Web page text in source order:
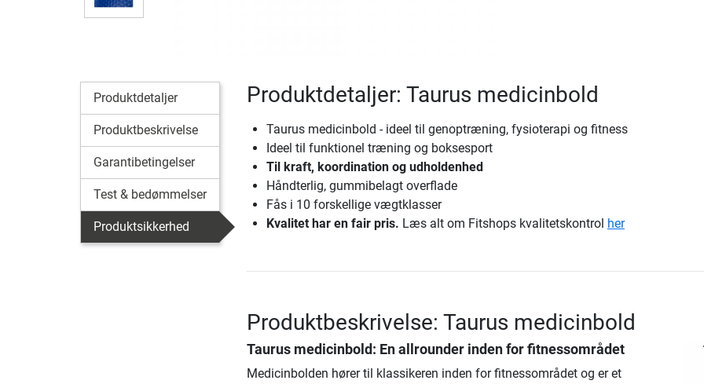
Produktdetaljer
Produktbeskrivelse
Garantibetingelser
Test & bedømmelser
Produktsikkerhed
Produktdetaljer: Taurus medicinbold
Taurus medicinbold - ideel til genoptræning, fysioterapi og fitness
Ideel til funktionel træning og boksesport
Til kraft, koordination og udholdenhed
Håndterlig, gummibelagt overflade
Fås i 10 forskellige vægtklasser
Kvalitet har en fair pris. Læs alt om Fitshops kvalitetskontrol her
Produktbeskrivelse: Taurus medicinbold
Taurus medicinbold : En allrounder inden for fitnessområdet
Medicinbolden hører til klassikeren inden for fitnessområdet og er et